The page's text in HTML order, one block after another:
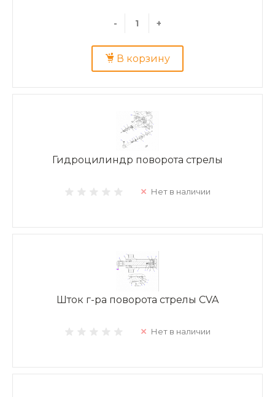
- +
В корзину
Гидроцилиндр поворота стрелы
Нет в наличии
Шток г-ра поворота стрелы CVA
Нет в наличии